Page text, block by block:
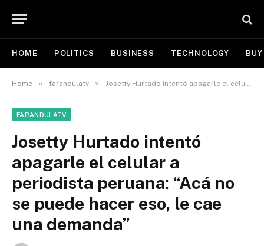
HOME POLITICS BUSINESS TECHNOLOGY
Home » farandulatv » Josetty Hurtado intentó apagarle el celular a periodista peruana: “Acá no se puede hacer eso, le cae una demanda”
FARANDULATV
Josetty Hurtado intentó
apagarle el celular a
periodista peruana: “Acá no
se puede hacer eso, le cae
una demanda”